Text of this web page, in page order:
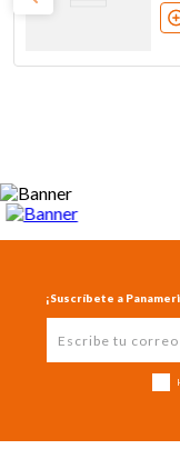
¡Suscríbete a